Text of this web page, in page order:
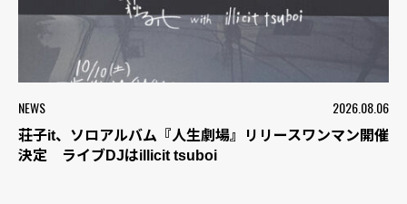
NEWS 2026.08.06
荘子it、ソロアルバム『人生劇場』リリースワンマン開催
決定 ライブDJはillicit tsuboi